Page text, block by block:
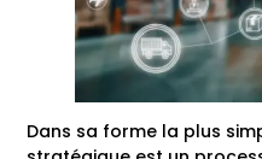
Dans sa forme la plus